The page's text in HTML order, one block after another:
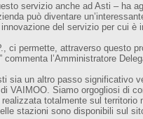
servizio anche ad Asti – ha
può diventare
del servizio per cui è
ci permette, attraverso questo
l’Amministratore
sia un altro passo significativo
VAIMOO. Siamo orgogliosi di
totalmente sul territorio
stazioni sono disponibili sul